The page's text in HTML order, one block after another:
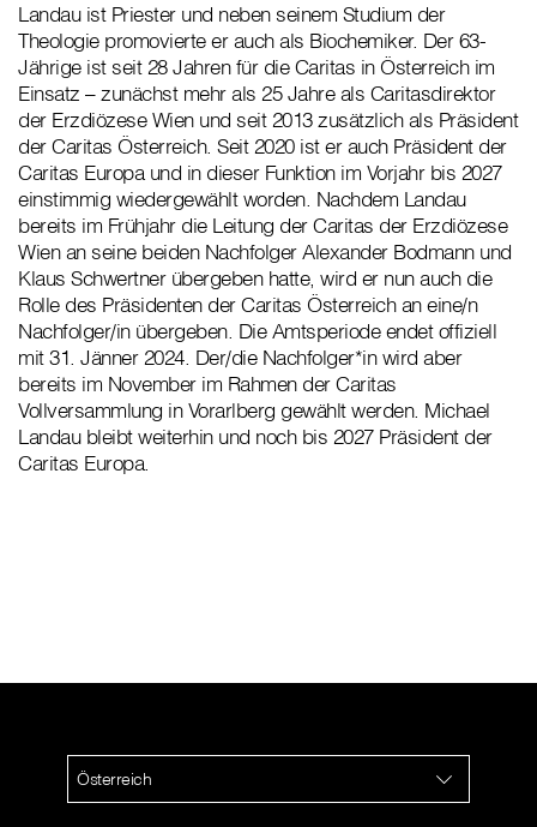
Landau ist Priester und neben seinem Studium der
Theologie promovierte er auch als Biochemiker. Der 63-
Jährige ist seit 28 Jahren für die Caritas in Österreich im
Einsatz – zunächst mehr als 25 Jahre als Caritasdirektor
der Erzdiözese Wien und seit 2013 zusätzlich als Präsident
der Caritas Österreich. Seit 2020 ist er auch Präsident der
Caritas Europa und in dieser Funktion im Vorjahr bis 2027
einstimmig wiedergewählt worden. Nachdem Landau
bereits im Frühjahr die Leitung der Caritas der Erzdiözese
Wien an seine beiden Nachfolger Alexander Bodmann und
Klaus Schwertner übergeben hatte, wird er nun auch die
Rolle des Präsidenten der Caritas Österreich an eine/n
Nachfolger/in übergeben. Die Amtsperiode endet offiziell
mit 31. Jänner 2024. Der/die Nachfolger*in wird aber
bereits im November im Rahmen der Caritas
Vollversammlung in Vorarlberg gewählt werden. Michael
Landau bleibt weiterhin und noch bis 2027 Präsident der
Caritas Europa.
Österreich